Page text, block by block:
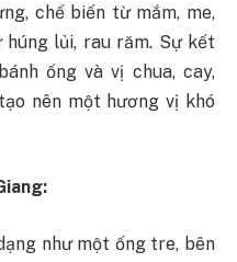
chế biến từ mắm, me,
lủi, rau răm. Sự kết
ống và vị chua, cay,
nên một hương vị khó
như một ống tre, bên